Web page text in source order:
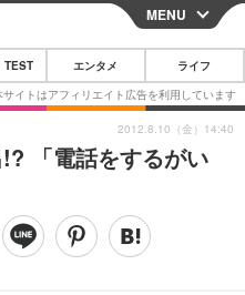
CLOSE
スマートフォン
その他
映画・ドラマ
MENU
TEST エンタメ ライフ
「電話をするがい
2012.8.10（金）14:40